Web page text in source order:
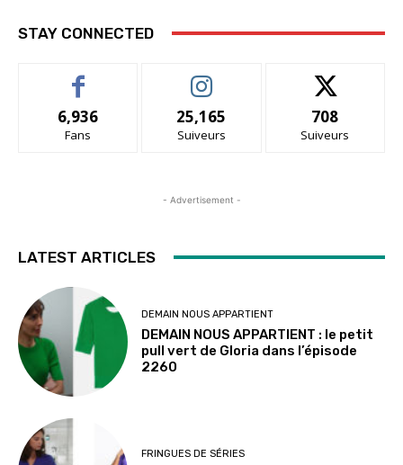
STAY CONNECTED
6,936
Fans
25,165
Suiveurs
708
Suiveurs
- Advertisement -
LATEST ARTICLES
DEMAIN NOUS APPARTIENT
DEMAIN NOUS APPARTIENT : le petit
pull vert de Gloria dans l’épisode
2260
FRINGUES DE SÉRIES